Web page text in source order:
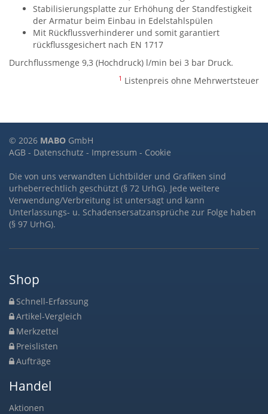
Stabilisierungsplatte zur Erhöhung der Standfestigkeit
der Armatur beim Einbau in Edelstahlspülen
Mit Rückflussverhinderer und somit garantiert
rückflussgesichert nach EN 1717
Durchflussmenge 9,3 (Hochdruck) l/min bei 3 bar Druck.
1 Listenpreis ohne Mehrwertsteuer
© 2026 MABO GmbH
AGB - Datenschutz - Impressum - Cookie
Die von uns verwandten Lichtbilder und Grafiken sind
urheberrechtlich geschützt (§ 72 UrhG). Jede weitere
Verwendung/Verbreitung ist untersagt und kann
Unterlassungs- u. Schadensersatzansprüche zur Folge haben
(§ 97 UrhG).
Shop
Schnell-Erfassung
Artikel-Vergleich
Merkzettel
Preislisten
Aufträge
Handel
Aktionen